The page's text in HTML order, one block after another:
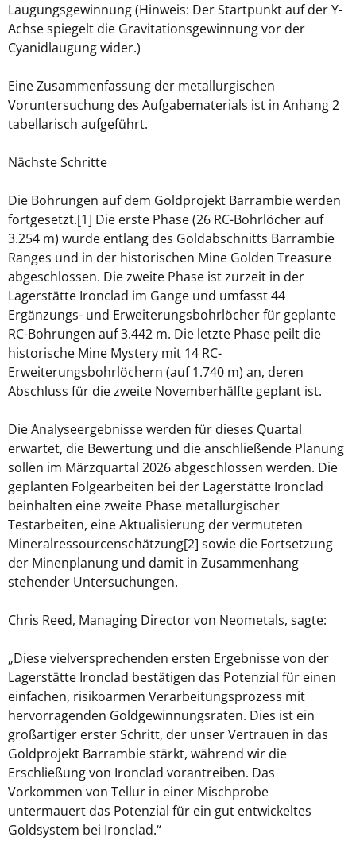
Laugungsgewinnung (Hinweis: Der Startpunkt auf der Y-
Achse spiegelt die Gravitationsgewinnung vor der
Cyanidlaugung wider.)
Eine Zusammenfassung der metallurgischen
Voruntersuchung des Aufgabematerials ist in Anhang 2
tabellarisch aufgeführt.
Nächste Schritte
Die Bohrungen auf dem Goldprojekt Barrambie werden
fortgesetzt.[1] Die erste Phase (26 RC-Bohrlöcher auf
3.254 m) wurde entlang des Goldabschnitts Barrambie
Ranges und in der historischen Mine Golden Treasure
abgeschlossen. Die zweite Phase ist zurzeit in der
Lagerstätte Ironclad im Gange und umfasst 44
Ergänzungs- und Erweiterungsbohrlöcher für geplante
RC-Bohrungen auf 3.442 m. Die letzte Phase peilt die
historische Mine Mystery mit 14 RC-
Erweiterungsbohrlöchern (auf 1.740 m) an, deren
Abschluss für die zweite Novemberhälfte geplant ist.
Die Analyseergebnisse werden für dieses Quartal
erwartet, die Bewertung und die anschließende Planung
sollen im Märzquartal 2026 abgeschlossen werden. Die
geplanten Folgearbeiten bei der Lagerstätte Ironclad
beinhalten eine zweite Phase metallurgischer
Testarbeiten, eine Aktualisierung der vermuteten
Mineralressourcenschätzung[2] sowie die Fortsetzung
der Minenplanung und damit in Zusammenhang
stehender Untersuchungen.
Chris Reed, Managing Director von Neometals, sagte:
„Diese vielversprechenden ersten Ergebnisse von der
Lagerstätte Ironclad bestätigen das Potenzial für einen
einfachen, risikoarmen Verarbeitungsprozess mit
hervorragenden Goldgewinnungsraten. Dies ist ein
großartiger erster Schritt, der unser Vertrauen in das
Goldprojekt Barrambie stärkt, während wir die
Erschließung von Ironclad vorantreiben. Das
Vorkommen von Tellur in einer Mischprobe
untermauert das Potenzial für ein gut entwickeltes
Goldsystem bei Ironclad.“